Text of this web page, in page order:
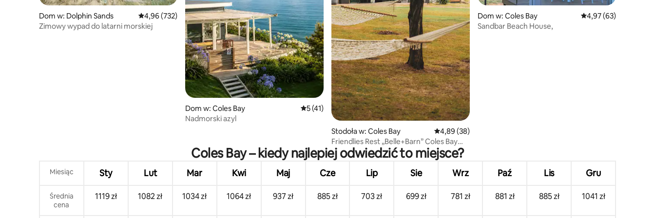
Dom w: Dolphin Sands Średnia ocena: 4,96 na 5, liczba recenzji: 732
4,96 (732)
Zimowy wypad do latarni morskiej
Dom w: Coles Bay Średnia ocena: 5 na 5, liczba recenzji: 41
5 (41)
Nadmorski azyl
Stodoła w: Coles Bay Średnia ocena: 4,89 na 5, liczba recenzji: 38
4,89 (38)
Friendlies Rest „Belle+Barn” Coles Bay
Freycinet
Dom w: Coles Bay Średnia ocena: 4,97
4,97 (63)
Sandbar Beach House,
Coles Bay – kiedy najlepiej odwiedzić to miejsce?
Miesiąc Sty Lut Mar Kwi Maj Cze Lip Sie Wrz Paź Lis Gru
Średnia
cena
1119 zł 1082 zł 1034 zł 1064 zł 937 zł 885 zł 703 zł 699 zł 781 zł 881 zł 885 zł 1041 zł